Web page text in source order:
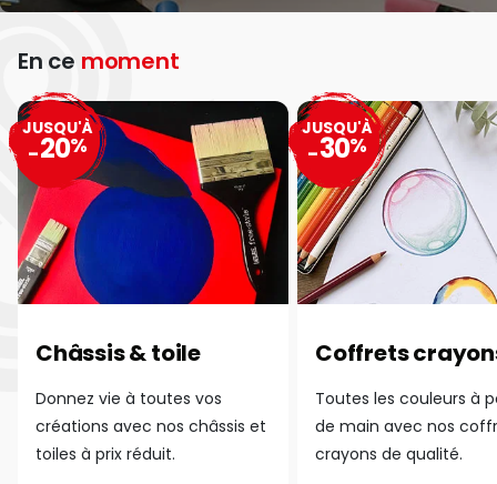
En ce moment
Châssis & toile
Donnez vie à toutes vos
créations avec nos châssis et
toiles à prix réduit.
JUSQU'À
-20%
Coffrets
Toutes les couleurs à
de main avec nos
crayons de qualité.
JUSQU'À
-30%